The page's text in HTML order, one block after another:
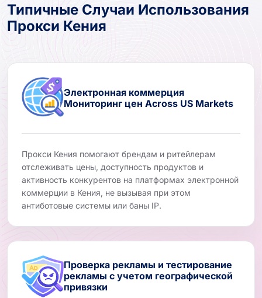
Типичные Случаи Использования
Прокси Кения
Электронная коммерция
Мониторинг цен Across US Markets
Прокси Кения помогают брендам и ритейлерам
отслеживать цены, доступность продуктов и
активность конкурентов на платформах электронной
коммерции в Кения, не вызывая при этом
антиботовые системы или баны IP.
Проверка рекламы и тестирование
рекламы с учетом географической
привязки